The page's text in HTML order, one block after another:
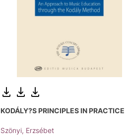
KODÁLY?S PRINCIPLES IN PRACTICE
Szönyi, Erzsébet